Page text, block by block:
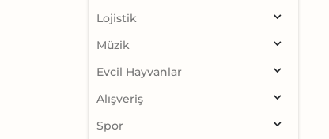
Lojistik
Müzik
Evcil Hayvanlar
Alışveriş
Spor